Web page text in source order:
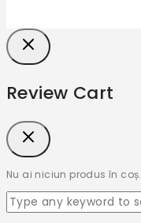
Review Cart
Nu ai niciun produs în coș.